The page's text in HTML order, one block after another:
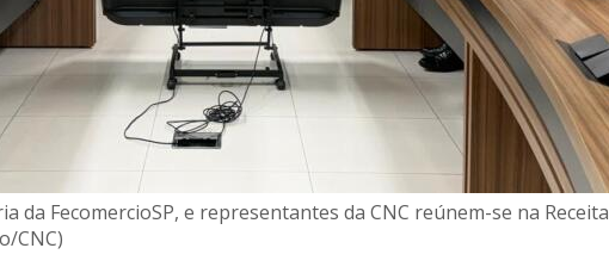
da FecomercioSP, e representantes da CNC reúnem-se na Receita
CNC)